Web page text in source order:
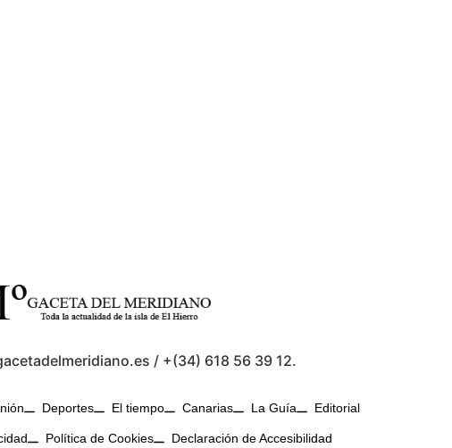
/ +(34) 618 56 39 12.
Deportes El tiempo Canarias La Guía Editorial
Política de Cookies Declaración de Accesibilidad